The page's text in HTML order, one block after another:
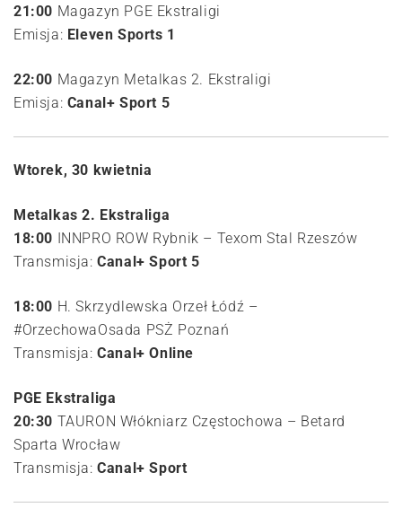
21:00 Magazyn PGE Ekstraligi
Emisja: Eleven Sports 1
22:00 Magazyn Metalkas 2. Ekstraligi
Emisja: Canal+ Sport 5
Wtorek, 30 kwietnia
Metalkas 2. Ekstraliga
18:00 INNPRO ROW Rybnik – Texom Stal Rzeszów
Transmisja:Canal+ Sport 5
18:00 H. Skrzydlewska Orzeł Łódź –
#OrzechowaOsada PSŻ Poznań
Transmisja:Canal+ Online
PGE Ekstraliga
20:30 TAURON Włókniarz Częstochowa – Betard
Sparta Wrocław
Transmisja:Canal+ Sport